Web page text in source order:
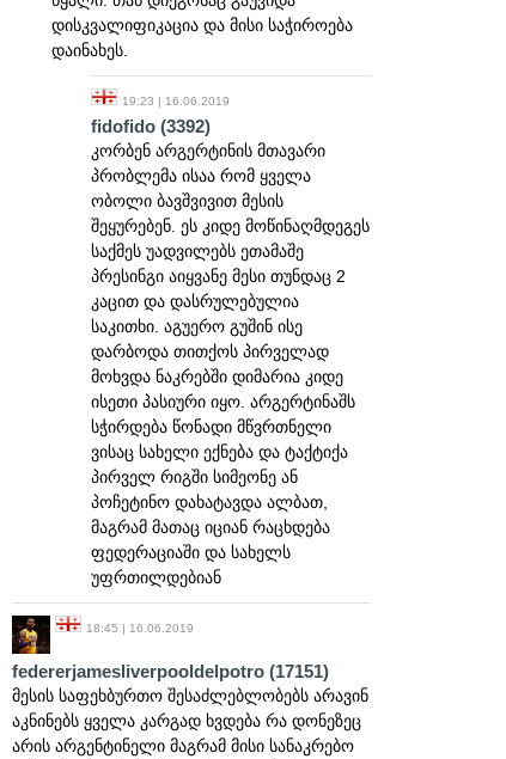
დისკვალიფიკაცია და მისი საჭიროება
დაინახეს.
19:23 | 16.06.2019
fidofido (3392)
კორბენ არგერტინის მთავარი
პრობლემა ისაა რომ ყველა
ობოლი ბავშვივით მესის
შეყურებენ. ეს კიდე მოწინაღმდეგეს
საქმეს უადვილებს ეთამაშე
პრესინგი აიყვანე მესი თუნდაც 2
კაცით და დასრულებულია
საკითხი. აგუერო გუშინ ისე
დარბოდა თითქოს პირველად
მოხვდა ნაკრებში დიმარია კიდე
ისეთი პასიური იყო. არგერტინაშს
სჭირდება წონადი მწვრთნელი
ვისაც სახელი ექნება და ტაქტიქა
პირველ რიგში სიმეონე ან
პოჩეტინო დახატავდა ალბათ,
მაგრამ მათაც იციან რაცხდება
ფედერაციაში და სახელს
უფრთილდებიან
18:45 | 16.06.2019
federerjamesliverpooldelpotro (17151)
მესის საფეხბურთო შესაძლებლობებს არავინ
აკნინებს ყველა კარგად ხვდება რა დონეზეც
არის არგენტინელი მაგრამ მისი სანაკრებო